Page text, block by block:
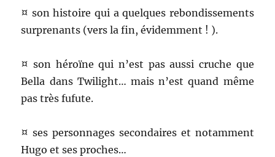
¤ son histoire qui a quelques rebondissements
surprenants (vers la fin, évidemment ! ).
¤ son héroïne qui n’est pas aussi cruche que
Bella dans Twilight… mais n’est quand même
pas très fufute.
¤ ses personnages secondaires et notamment
Hugo et ses proches…